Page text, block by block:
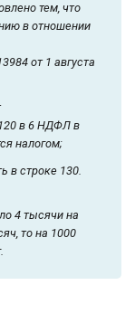
тем, что
в отношении
от 1 августа
в 6 НДФЛ в
налогом;
в строке 130.
4 тысячи на
то на 1000